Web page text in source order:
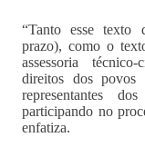
“Tanto esse texto
prazo), como o
assessoria
direitos dos povos
representantes
participando no
enfatiza.